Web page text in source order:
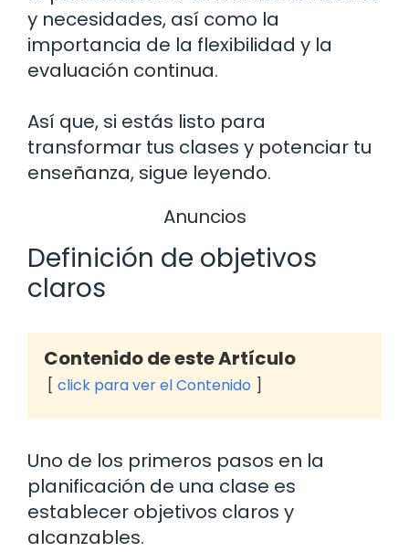
y necesidades, así como la
importancia de la flexibilidad y la
evaluación continua.
Así que, si estás listo para
transformar tus clases y potenciar tu
enseñanza, sigue leyendo.
Anuncios
Definición de objetivos
claros
Contenido de este Artículo
click para ver el Contenido
Uno de los primeros pasos en la
planificación de una clase es
establecer objetivos claros y
alcanzables.